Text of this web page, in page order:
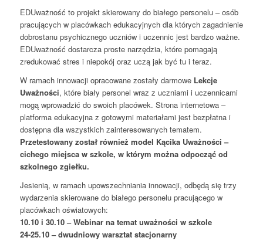
EDUważność to projekt skierowany do białego personelu – osób
pracujących w placówkach edukacyjnych dla których zagadnienie
dobrostanu psychicznego uczniów i uczennic jest bardzo ważne.
EDUważność dostarcza proste narzędzia, które pomagają
zredukować stres i niepokój oraz uczą jak być tu i teraz.
W ramach innowacji opracowane zostały darmoweLekcje
Uważności, które biały personel wraz z uczniami i uczennicami
mogą wprowadzić do swoich placówek. Strona internetowa –
platforma edukacyjna z gotowymi materiałami jest bezpłatna i
dostępna dla wszystkich zainteresowanych tematem.
Przetestowany został również model Kącika Uważności –
cichego miejsca w szkole, w którym można odpocząć od
szkolnego zgiełku.
Jesienią, w ramach upowszechniania innowacji, odbędą się trzy
wydarzenia skierowane do białego personelu pracującego w
placówkach oświatowych:
10.10 i 30.10 – Webinar na temat uważności w szkole
24-25.10 – dwudniowy warsztat stacjonarny